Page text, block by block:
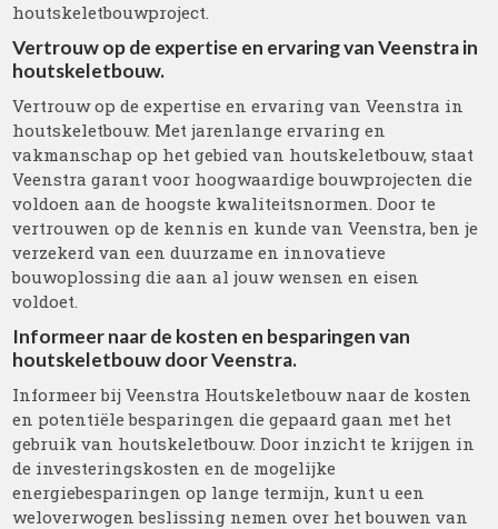
houtskeletbouwproject.
Vertrouw op de expertise en ervaring van Veenstra in
houtskeletbouw.
Vertrouw op de expertise en ervaring van Veenstra in
houtskeletbouw. Met jarenlange ervaring en
vakmanschap op het gebied van houtskeletbouw, staat
Veenstra garant voor hoogwaardige bouwprojecten die
voldoen aan de hoogste kwaliteitsnormen. Door te
vertrouwen op de kennis en kunde van Veenstra, ben je
verzekerd van een duurzame en innovatieve
bouwoplossing die aan al jouw wensen en eisen
voldoet.
Informeer naar de kosten en besparingen van
houtskeletbouw door Veenstra.
Informeer bij Veenstra Houtskeletbouw naar de kosten
en potentiële besparingen die gepaard gaan met het
gebruik van houtskeletbouw. Door inzicht te krijgen in
de investeringskosten en de mogelijke
energiebesparingen op lange termijn, kunt u een
weloverwogen beslissing nemen over het bouwen van